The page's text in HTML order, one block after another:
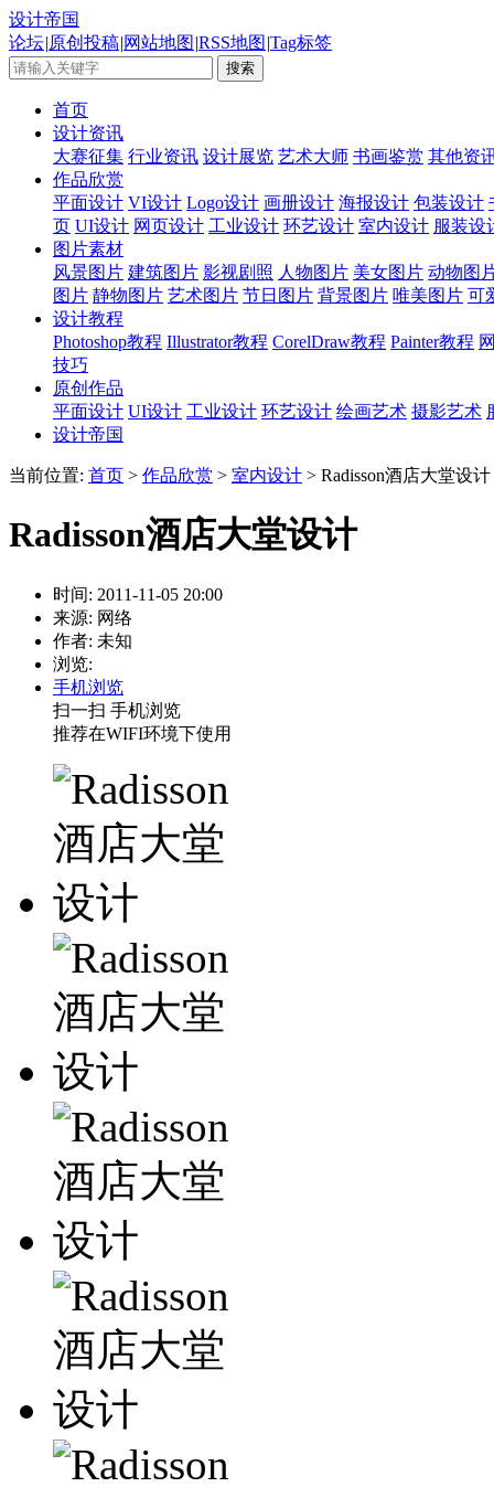
设计帝国
论坛|原创投稿|网站地图 |RSS地图 |Tag标签
首页
设计资讯
大赛征集 行业资讯 设计展览 艺术大师 书画鉴赏 其他资
作品欣赏
平面设计 VI设计 Logo设计 画册设计 海报设计 包装设计
页 UI设计 网页设计 工业设计 环艺设计 室内设计 服装设
图片素材
风景图片 建筑图片 影视剧照 人物图片 美女图片 动物图
图片 静物图片 艺术图片 节日图片 背景图片 唯美图片 可
设计教程
Photoshop教程 Illustrator教程 CorelDraw教程 Painter教程
技巧
原创作品
平面设计 UI设计 工业设计 环艺设计 绘画艺术 摄影艺术
设计帝国
当前位置: 首页 > 作品欣赏 > 室内设计 > Radisson酒店大堂设计
Radisson酒店大堂设计
时间: 2011-11-05 20:00
来源: 网络
作者: 未知
浏览:
手机浏览
扫一扫 手机浏览
推荐在WIFI环境下使用